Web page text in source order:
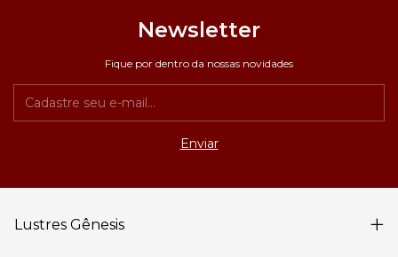
Newsletter
Fique por dentro da nossas novidades
Lustres Gênesis